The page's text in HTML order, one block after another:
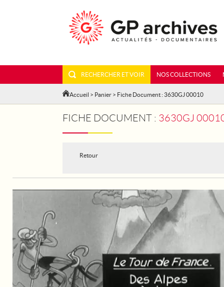
RECHERCHER ET VOIR NOS COLLECTIONS
Accueil > Panier > Fiche Document : 3630GJ 00010
FICHE DOCUMENT : 3630GJ
Retour